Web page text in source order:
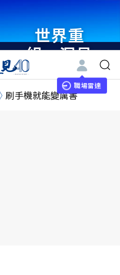
世界重
組・洞見
未來 與
世界領袖
職場雷達
刷手機就能變厲害